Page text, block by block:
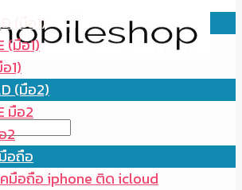
(มือ1)
(มือ1)
1)
(มือ2)
มือ2
2
อถือ
มือถือ iphone ติด icloud